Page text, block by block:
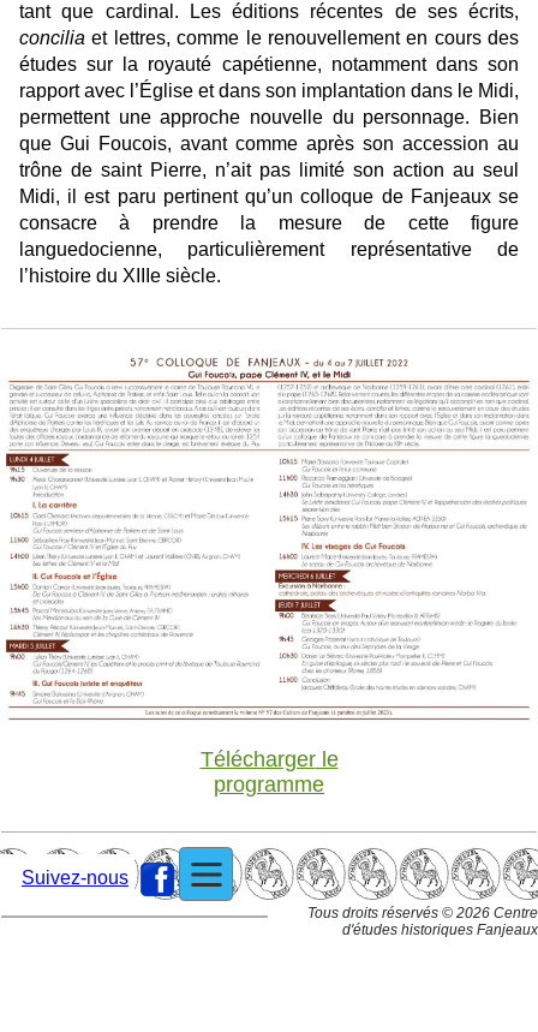
tant que cardinal. Les éditions récentes de ses écrits,
concilia et lettres, comme le renouvellement en cours des
études sur la royauté capétienne, notamment dans son
rapport avec l’Église et dans son implantation dans le Midi,
permettent une approche nouvelle du personnage. Bien
que Gui Foucois, avant comme après son accession au
trône de saint Pierre, n’ait pas limité son action au seul
Midi, il est paru pertinent qu’un colloque de Fanjeaux se
consacre à prendre la mesure de cette figure
languedocienne, particulièrement représentative de
l’histoire du XIIIe siècle.
Téléchargerle
programme
Suivez-nous
Tous droits réservés © 2026 Centre
d'études historiques Fanjeaux